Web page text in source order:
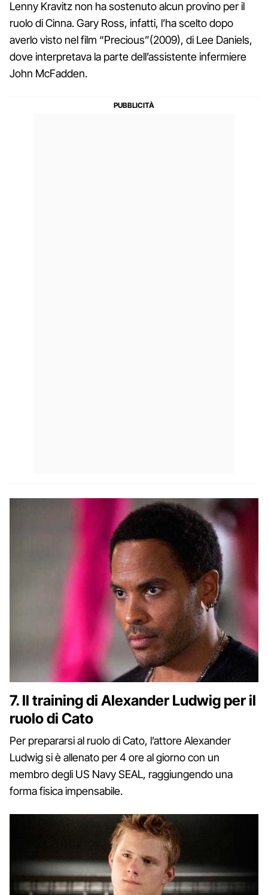
Lenny Kravitz non ha sostenuto alcun provino per il
ruolo di Cinna. Gary Ross, infatti, l’ha scelto dopo
averlo visto nel film “Precious”(2009), di Lee Daniels,
dove interpretava la parte dell’assistente infermiere
John McFadden.
7. Il training di Alexander Ludwig per il
ruolo di Cato
Per prepararsi al ruolo di Cato, l’attore Alexander
Ludwig si è allenato per 4 ore al giorno con un
membro degli US Navy SEAL, raggiungendo una
forma fisica impensabile.